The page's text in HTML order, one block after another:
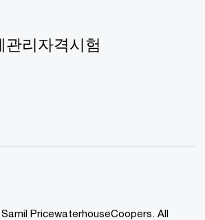
관리자격시험
PricewaterhouseCoopers. All